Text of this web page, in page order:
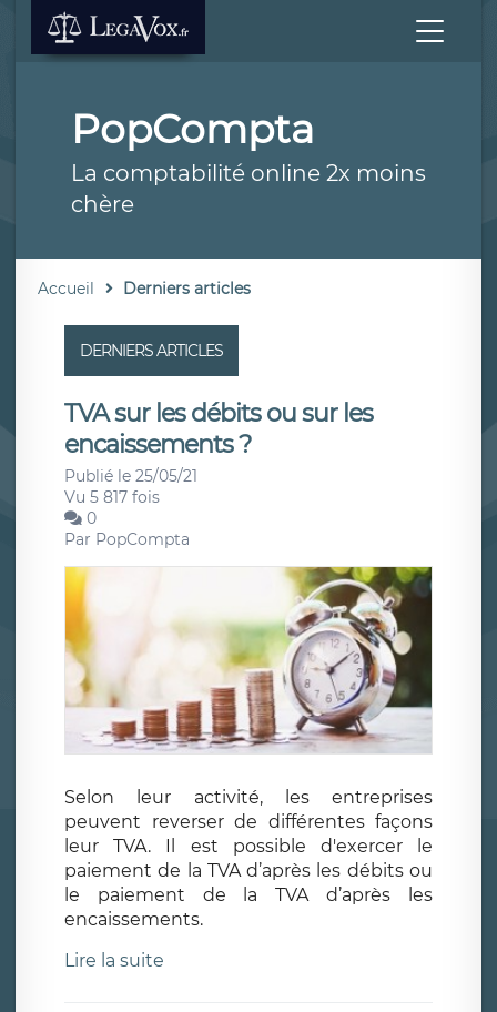
PopCompta
La comptabilité online 2x moins
chère
Accueil Derniers articles
DERNIERS ARTICLES
TVA sur les débits ou sur les
encaissements ?
Publié le 25/05/21
Vu 5 817 fois
0
Par PopCompta
Selon leur activité, les entreprises
peuvent reverser de différentes façons
leur TVA. Il est possible d'exercer le
paiement de la TVA d’après les débits ou
le paiement de la TVA d’après les
encaissements.
Lire la suite